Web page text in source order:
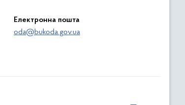
Електронна пошта
oda@bukoda.gov.ua